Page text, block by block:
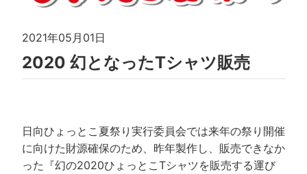
2021年05月01日
2020 幻となったTシャツ販売
日向ひょっとこ夏祭り実行委員会では来年の祭り開催
に向けた財源確保のため、昨年製作し、販売できなか
った『幻の2020ひょっとこTシャツを販売する運び